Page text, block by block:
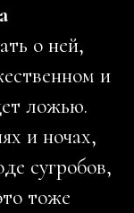
о ней,
и
ложью.
и ночах,
сугробов,
тоже